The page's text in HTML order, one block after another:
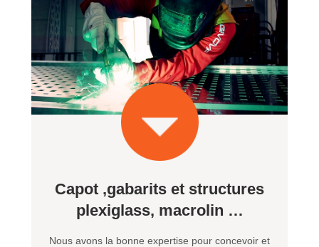
Capot ,gabarits et structures
plexiglass, macrolin …
Nous avons la bonne expertise pour concevoir et